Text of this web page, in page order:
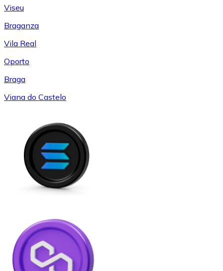
Viseu
Braganza
Vila Real
Oporto
Braga
Viana do Castelo